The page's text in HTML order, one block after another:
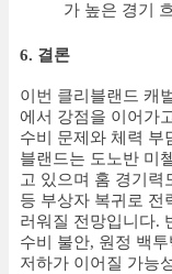
가 높은 경기
6. 결론
이번 클리블랜드 캐
에서 강점을 이어가
수비 문제와 체력 부
블랜드는 도노반 미
고 있으며 홈 경기력
등 부상자 복귀로 전
러워질 전망입니다.
수비 불안, 원정 백
저하가 이어질 가능